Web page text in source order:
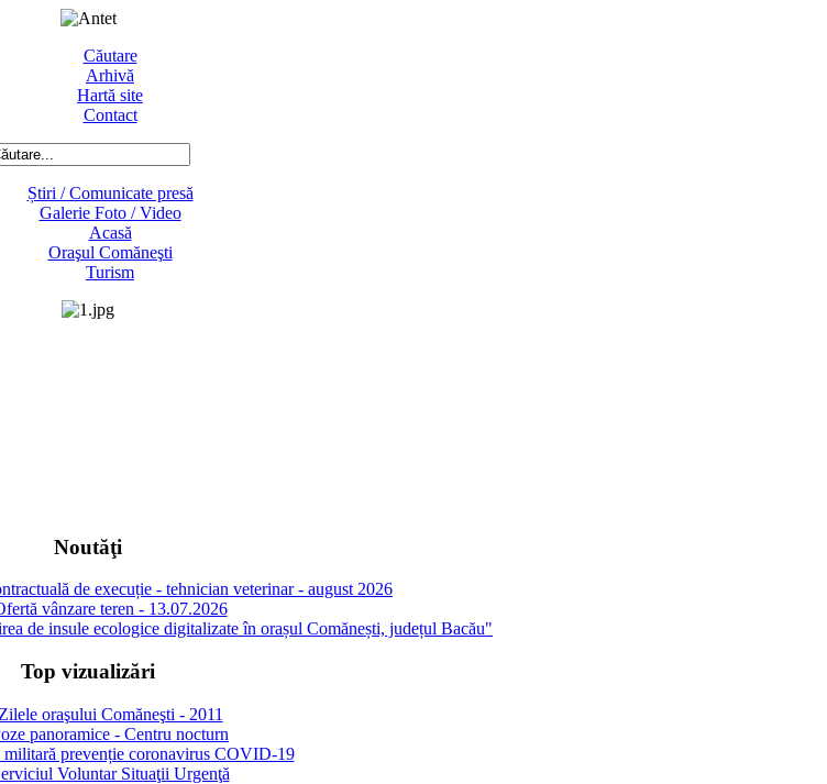
Căutare
Arhivă
Hartă site
Contact
Știri / Comunicate presă
Galerie Foto / Video
Acasă
Oraşul Comăneşti
Turism
Noutăţi
de execuție - tehnician veterinar - august 2026
vânzare teren - 13.07.2026
de insule ecologice digitalizate în orașul Comănești, județul Bacău"
Top vizualizări
Zilele oraşului Comăneşti - 2011
panoramice - Centru nocturn
militară prevenție coronavirus COVID-19
Voluntar Situaţii Urgenţă